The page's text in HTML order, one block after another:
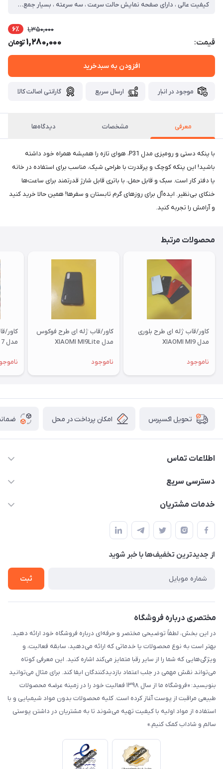
کیفیت عالی ، دارای صفحه نمایش حالت سرعت ، سه سرعته ، بسیار جمع و جور و قابل حمل
قیمت:
1,350,000 6٪
1,280,000تومان
افزودن به سبدخرید
موجود در انبار ارسال سریع گارانتی اصالت کالا
معرفی مشخصات دیدگاه‌ها
با پنکه دستی و رومیزی مدل P31، هوای تازه را همیشه همراه خود داشته
باشید! این پنکه کوچک و پرقدرت با طراحی شیک، مناسب برای استفاده در خانه
یا دفتر کار است. سبک و قابل حمل، با باتری قابل شارژ قدرتمند برای ساعت‌ها
خنکای بی‌نظیر. ایده‌آل برای روزهای گرم تابستان و سفرها! همین حالا خرید کنید
و آرامش را تجربه کنید.
محصولات مرتبط
کاور/قاب ژله ای طرح بلوری
مدل XIAOMI MI9
ناموجود
کاور/قاب ژله ای طرح فوکوس
مدل XIAOMI MI9Lite
ناموجود
کاور/
مدل XIAOMI RM 7
تحویل اکسپرس امکان پرداخت در محل
اطلاعات تماس
09332394024-09120346631
دسترسی سریع
حساب کاربری
لیست محصولات
درباره ما
خدمات مشتریان
قوانین و مقررات
حریم خصوصی
راهنما
از جدید‌ترین تخفیف‌ها با‌ خبر شوید
ثبت
مختصری درباره فروشگاه
در این بخش، لطفاً توضیحی مختصر و حرفه‌ای درباره فروشگاه خود ارائه دهید.
بهتر است به نوع محصولات یا خدماتی که ارائه می‌دهید، سابقه فعالیت، و
ویژگی‌هایی که شما را از سایر رقبا متمایز می‌کند اشاره کنید. این معرفی کوتاه
می‌تواند نقش مهمی در جلب اعتماد بازدیدکنندگان ایفا کند. برای مثال می‌توانید
بنویسید: «فروشگاه ما از سال ۱۳۹۸ فعالیت خود را در زمینه عرضه محصولات
طبیعی مراقبت از پوست آغاز کرده است. کلیه محصولات بدون مواد شیمیایی و با
استفاده از مواد اولیه با کیفیت تهیه می‌شوند تا به مشتریان در داشتن پوستی
سالم و شاداب کمک کنیم.»